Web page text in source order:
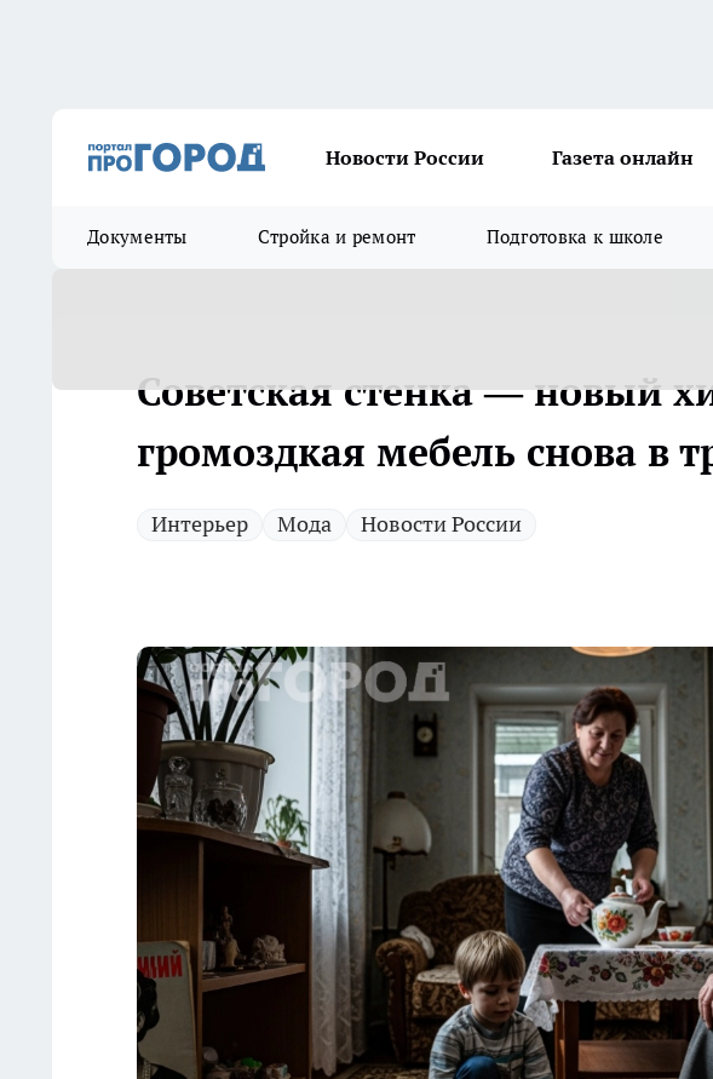
Новости России Газета онлайн
Документы Стройка и ремонт Подготовка к школе
Советская стенка — новый
громоздкая мебель снова в
Интерьер Мода Новости России